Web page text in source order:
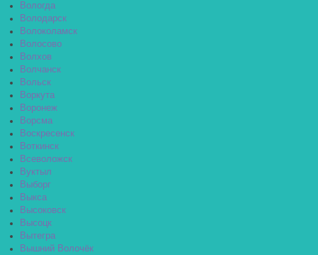
Вологда
Володарск
Волоколамск
Волосово
Волхов
Волчанск
Вольск
Воркута
Воронеж
Ворсма
Воскресенск
Воткинск
Всеволожск
Вуктыл
Выборг
Выкса
Высоковск
Высоцк
Вытегра
Вышний Волочёк